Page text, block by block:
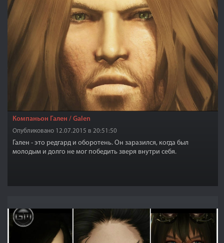
Компаньон Гален / Galen
Опубликовано 12.07.2015 в 20:51:50
Гален - это редгард и оборотень. Он заразился, когда был
молодым и долго не мог победить зверя внутри себя.